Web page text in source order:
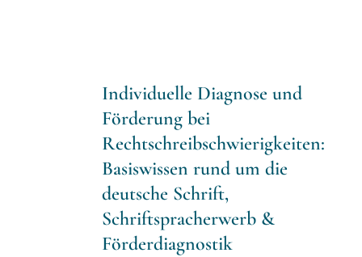
Individuelle Diagnose und
Förderung bei
Rechtschreibschwierigkeiten:
Basiswissen rund um die
deutsche Schrift,
Schriftspracherwerb &
Förderdiagnostik